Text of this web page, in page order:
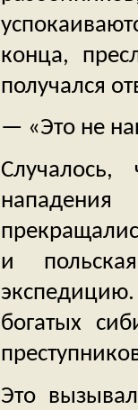
конца,
получался
— «Это не
и
богатых
Это